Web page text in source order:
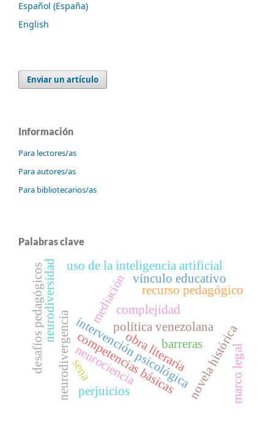
Español (España)
English
Enviar un artículo
Información
Para lectores/as
Para autores/as
Para bibliotecarios/as
Palabras clave
intervención psicológica
política venezolana
neurodivergencia
neurodiversidad
competencias básicas
neurociencia
mediación recurso pedagógico
novela histórica
obra literaria
complejidad
sena
uso de la inteligencia artificial
desafíos pedagógicos
marco legal
barreras
perjuicios
vínculo educativo